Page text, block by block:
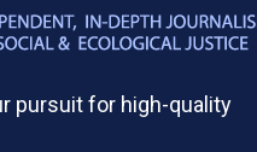
pursuit for high-quality